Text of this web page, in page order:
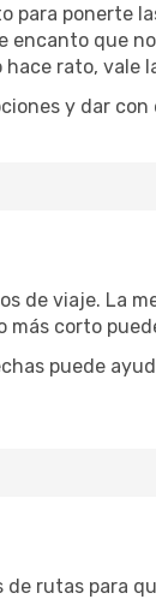
para ponerte
que
rato, vale
y dar
de viaje. La
más corto
puede
rutas para